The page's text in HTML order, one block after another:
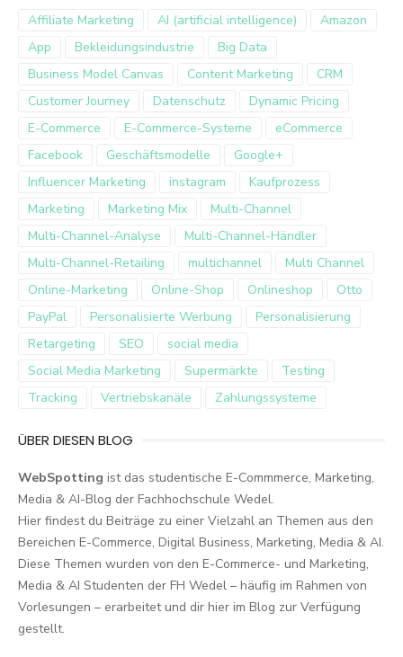
Affiliate Marketing AI (artificial intelligence)
Amazon
App
Bekleidungsindustrie
Big Data
Business Model Canvas
Content Marketing
CRM
Customer Journey
Datenschutz
Dynamic Pricing
E-Commerce
E-Commerce-Systeme
eCommerce
Facebook
Geschäftsmodelle
Google+
Influencer Marketing
instagram
Kaufprozess
Marketing
Marketing Mix
Multi-Channel
Multi-Channel-Analyse
Multi-Channel-Händler
Multi-Channel-Retailing
multichannel
Multi Channel
Online-Marketing
Online-Shop Onlineshop
Otto
PayPal
Personalisierte Werbung
Personalisierung
Retargeting
SEO
social media
Social Media Marketing
Supermärkte
Testing
Tracking
Vertriebskanäle Zahlungssysteme
ÜBER DIESEN BLOG
WebSpotting ist das studentische E-Commmerce, Marketing,
Media & AI-Blog der Fachhochschule Wedel.
Hier findest du Beiträge zu einer Vielzahl an Themen aus den
Bereichen E-Commerce, Digital Business, Marketing, Media & AI.
Diese Themen wurden von den E-Commerce- und Marketing,
Media & AI Studenten der FH Wedel – häufig im Rahmen von
Vorlesungen – erarbeitet und dir hier im Blog zur Verfügung
gestellt.